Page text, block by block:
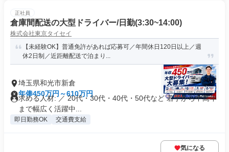
正社員
倉庫間配送の大型ドライバー/日勤(3:30~14:00)
株式会社東京タイセイ
【未経験OK】普通免許があれば応募可／年間休日120日以上／週
休2日制／近距離配送で泊まり...
埼玉県和光市新倉
年俸450万円～610万円
求める人材: ／ 20代・30代・40代・50代など 若手から中高年
まで幅広く活躍中...
即日勤務OK 交通費支給
気になる